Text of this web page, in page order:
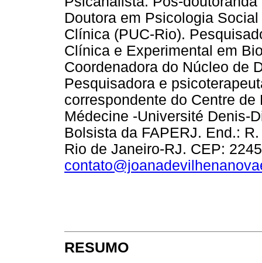
Doutora em Psicologia
Clínica (PUC-Rio).
Clínica e Experimental em
Coordenadora do Núcleo de
Pesquisadora e
correspondente do Centre
Médecine -Université Denis-
Bolsista da FAPERJ. End.:
Rio de Janeiro-RJ. CEP:
RESUMO